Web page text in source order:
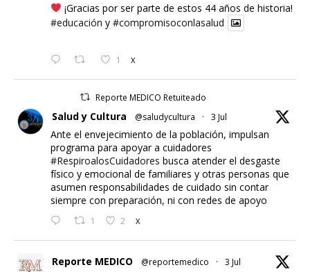
¡Gracias por ser parte de estos 44 años de historia!
#educación y #compromisoconlasalud
1 X
Reporte MEDICO Retuiteado
Salud y Cultura @saludycultura · 3 Jul
Ante el envejecimiento de la población, impulsan
programa para apoyar a cuidadores
#RespiroalosCuidadores busca atender el desgaste
físico y emocional de familiares y otras personas que
asumen responsabilidades de cuidado sin contar
siempre con preparación, ni con redes de apoyo
1 2 X
Reporte MEDICO @reportemedico · 3 Jul